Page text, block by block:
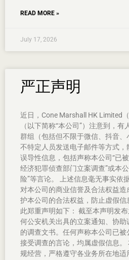
READ MORE »
July 17, 2026
严正声明
近日，Cone Marshall HK Limited
（以下简称“本公司”）注意到，
群组（包括但不限于微信、抖音、
不特定人员发送电子邮件等方式，
误导性信息，包括声称本公司“已
经济犯罪侦查部门立案调查”或本
险”等言论。 上述信息毫无事实依
对本公司的商业信誉及合法权益
护本公司的合法权益，防止虚假
此郑重声明如下： 截至本声明发
何公安机关出具的立案通知、协
的调查文书。任何声称本公司已
接受调查的言论，均属虚假信息
规经营，严格遵守各业务所在地